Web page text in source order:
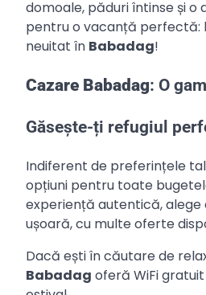
domoale, păduri întinse și
pentru o vacanță perfectă:
neuitat în Babadag!
Cazare Babadag: O
Găsește-ți refugiul
Indiferent de preferințele
opțiuni pentru toate
experiență autentică,
ușoară, cu multe oferte
Dacă ești în căutare de
Babadag oferă WiFi